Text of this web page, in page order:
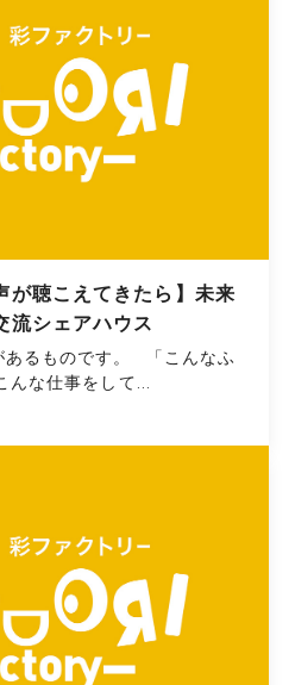
が聴こえてきたら】未来
流シェアハウス
あるものです。 「こんなふ
な仕事をして...